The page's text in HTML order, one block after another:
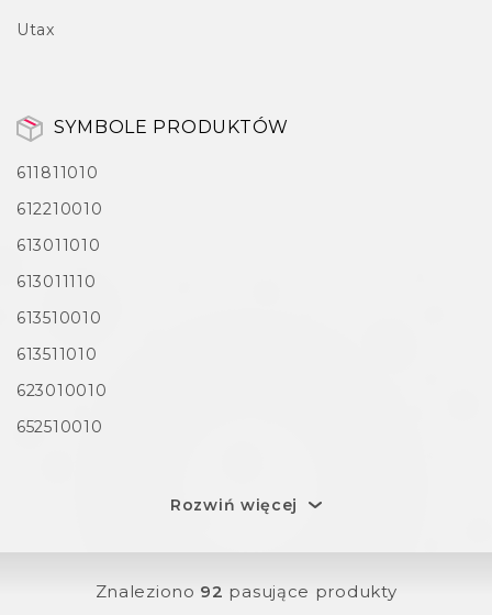
Utax
SYMBOLE PRODUKTÓW
611811010
612210010
613011010
613011110
613510010
613511010
623010010
652510010
Rozwiń więcej
Znaleziono 92 pasujące produkty